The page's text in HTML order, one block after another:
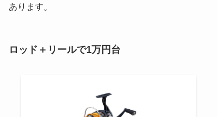
あります。
ロッド＋リールで1万円台